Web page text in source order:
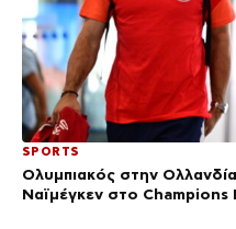
SPORTS
Ολυμπιακός στην
Ναϊμέγκεν στο Champions